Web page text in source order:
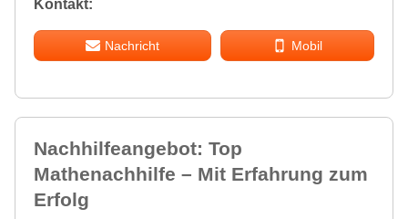
Kontakt:
Nachricht Mobil
Nachhilfeangebot: Top
Mathenachhilfe – Mit Erfahrung zum
Erfolg